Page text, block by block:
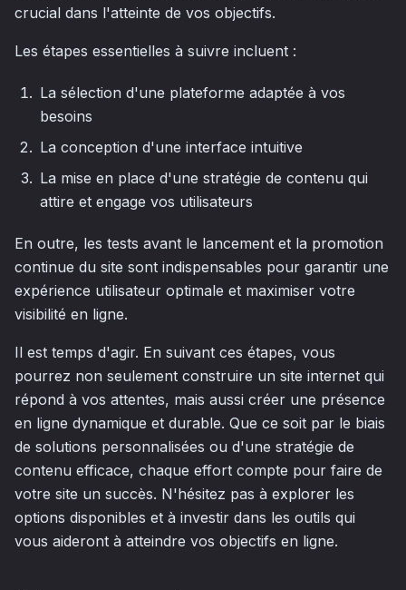
crucial dans l'atteinte de vos objectifs.
Les étapes essentielles à suivre incluent :
La sélection d'une plateforme adaptée à vos
besoins
La conception d'une interface intuitive
La mise en place d'une stratégie de contenu qui
attire et engage vos utilisateurs
En outre, les tests avant le lancement et la promotion
continue du site sont indispensables pour garantir une
expérience utilisateur optimale et maximiser votre
visibilité en ligne.
Il est temps d'agir. En suivant ces étapes, vous
pourrez non seulement construire un site internet qui
répond à vos attentes, mais aussi créer une présence
en ligne dynamique et durable. Que ce soit par le biais
de solutions personnalisées ou d'une stratégie de
contenu efficace, chaque effort compte pour faire de
votre site un succès. N'hésitez pas à explorer les
options disponibles et à investir dans les outils qui
vous aideront à atteindre vos objectifs en ligne.